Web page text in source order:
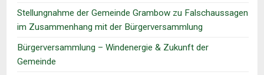
Stellungnahme der Gemeinde Grambow zu Falschaussagen
im Zusammenhang mit der Bürgerversammlung
Bürgerversammlung – Windenergie & Zukunft der
Gemeinde